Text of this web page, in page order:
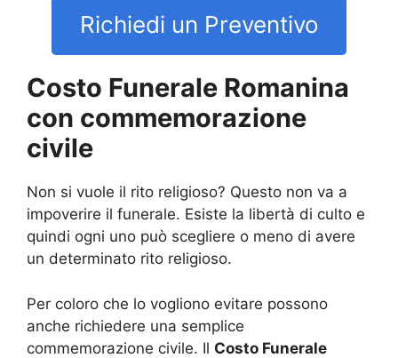
Richiedi un Preventivo
Costo Funerale Romanina
con commemorazione
civile
Non si vuole il rito religioso? Questo non va a
impoverire il funerale. Esiste la libertà di culto e
quindi ogni uno può scegliere o meno di avere
un determinato rito religioso.
Per coloro che lo vogliono evitare possono
anche richiedere una semplice
commemorazione civile. Il Costo Funerale